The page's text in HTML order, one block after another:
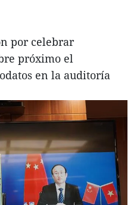
por celebrar
próximo el
en la auditoría